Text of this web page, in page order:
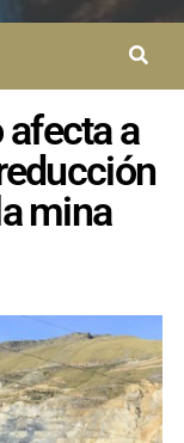
a
mina